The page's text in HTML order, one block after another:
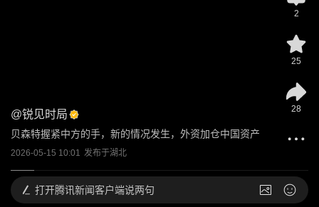
@锐见时局
贝森特握紧中方的手，新的情况发生，外资加仓中国资产
2026-05-15 10:01 发布于湖北
2
25
28
打开腾讯新闻客户端说两句